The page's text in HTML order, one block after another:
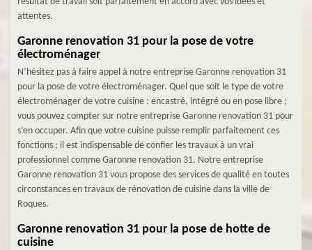
attentes.
Garonne renovation 31 pour la pose de votre
électroménager
N’hésitez pas à faire appel à notre entreprise Garonne renovation 31
pour la pose de votre électroménager. Quel que soit le type de votre
électroménager de votre cuisine : encastré, intégré ou en pose libre ;
vous pouvez compter sur notre entreprise Garonne renovation 31 pour
s’en occuper. Afin que votre cuisine puisse remplir parfaitement ces
fonctions ; il est indispensable de confier les travaux à un vrai
professionnel comme Garonne renovation 31. Notre entreprise
Garonne renovation 31 vous propose des services de qualité en toutes
circonstances en travaux de rénovation de cuisine dans la ville de
Roques.
Garonne renovation 31 pour la pose de hotte de
cuisine